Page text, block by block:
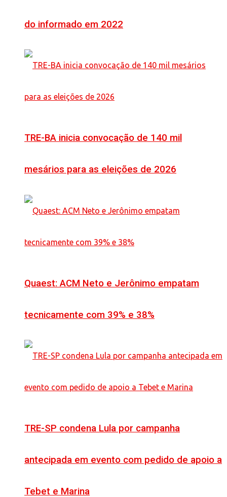
do informado em 2022
TRE-BA inicia convocação de 140 mil
mesários para as eleições de 2026
Quaest: ACM Neto e Jerônimo empatam
tecnicamente com 39% e 38%
TRE-SP condena Lula por campanha
antecipada em evento com pedido de apoio a
Tebet e Marina